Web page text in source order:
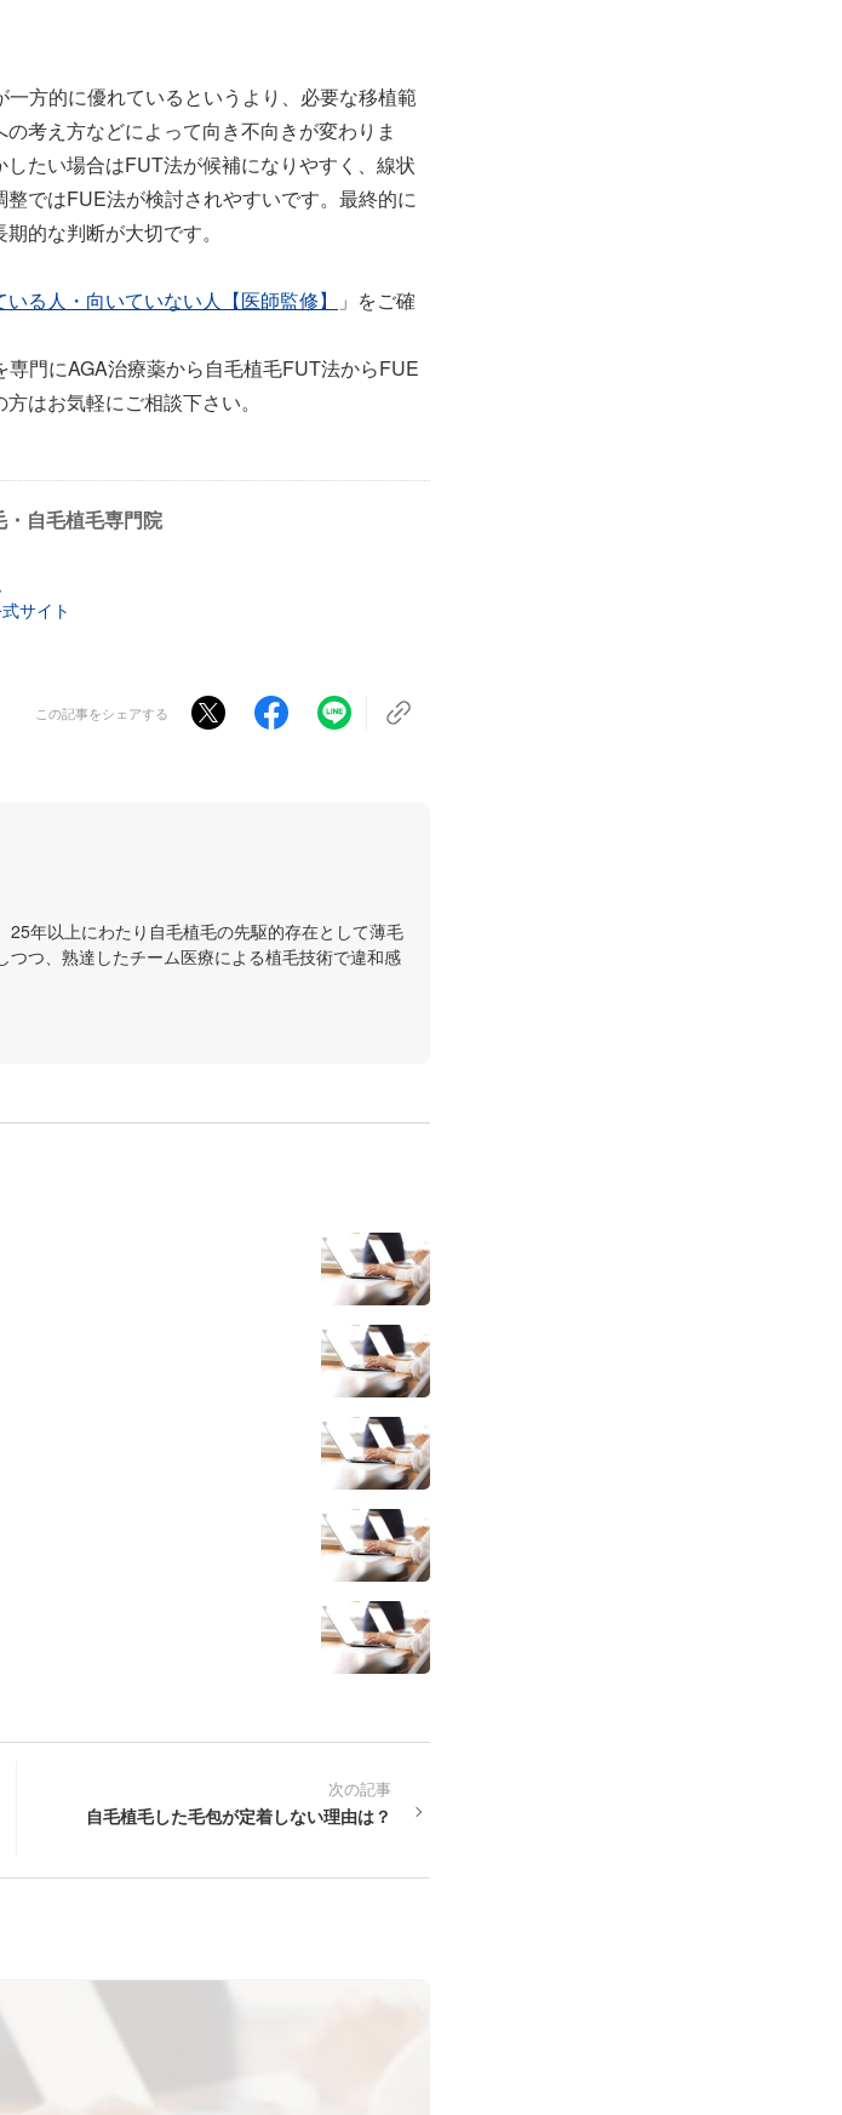
方的に優れているというより、必要な移植範
考え方などによって向き不向きが変わりま
たい場合はFUT法が候補になりやすく、線状
ではFUE法が検討されやすいです。最終的に
的な判断が大切です。
る人・向いていない人【医師監修】
」をご確
門にAGA治療薬から自毛植毛FUT法からFUE
はお気軽にご相談下さい。
自毛植毛専門院
サイト
この記事をシェアする
25年以上にわたり自毛植毛の先駆的存在として薄毛
つつ、熟達したチーム医療による植毛技術で違和感
次の記事
自毛植毛した毛包が定着しない理由は？